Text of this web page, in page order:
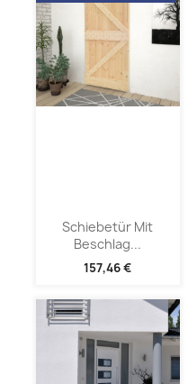
Schiebetür Mit
Beschlag...
157,46 €